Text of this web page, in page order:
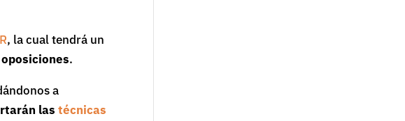
, la cual tendrá un
.
a
lastécnicas